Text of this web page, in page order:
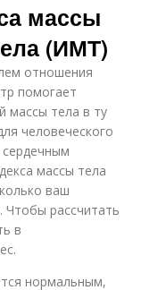
массы
(ИМТ)
отношения
помогает
массы тела в ту
человеческого
сердечным
массы тела
ваш
Чтобы рассчитать
в
нормальным,